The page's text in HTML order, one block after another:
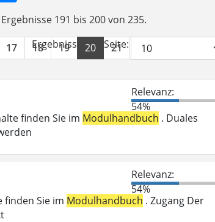
191 bis 200 von 235.
17 18 19 20 21 22
Ergebnisse pro Seite:
Relevanz:
54%
finden Sie im Modulhandbuch . Duales
Relevanz:
54%
finden Sie im Modulhandbuch . Zugang Der